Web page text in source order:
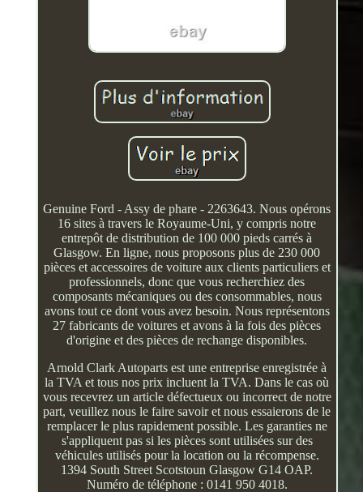
Genuine Ford - Assy de phare - 2263643. Nous opérons
16 sites à travers le Royaume-Uni, y compris notre
entrepôt de distribution de 100 000 pieds carrés à
Glasgow. En ligne, nous proposons plus de 230 000
pièces et accessoires de voiture aux clients particuliers et
professionnels, donc que vous recherchiez des
composants mécaniques ou des consommables, nous
avons tout ce dont vous avez besoin. Nous représentons
27 fabricants de voitures et avons à la fois des pièces
d'origine et des pièces de rechange disponibles.
Arnold Clark Autoparts est une entreprise enregistrée à
la TVA et tous nos prix incluent la TVA. Dans le cas où
vous recevrez un article défectueux ou incorrect de notre
part, veuillez nous le faire savoir et nous essaierons de le
remplacer le plus rapidement possible. Les garanties ne
s'appliquent pas si les pièces sont utilisées sur des
véhicules utilisés pour la location ou la récompense.
1394 South Street Scotstoun Glasgow G14 OAP.
Numéro de téléphone : 0141 950 4018.